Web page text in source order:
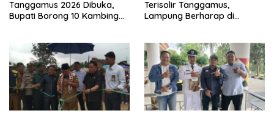
Tanggamus 2026 Dibuka,
Bupati Borong 10 Kambing
Terisolir Tanggamus,
Lampung Berharap di